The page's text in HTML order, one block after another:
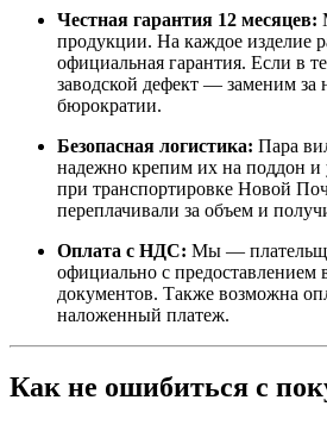
Честная гарантия 12 месяцев:
продукции. На каждое изделие
официальная гарантия. Если в
заводской дефект — заменим за
бюрократии.
Безопасная логистика: Пара
надежно крепим их на поддон и
при транспортировке Новой
переплачивали за объем и
Оплата с НДС: Мы —
официально с предоставлением
документов. Также возможна
наложенный платеж.
Как не ошибиться с